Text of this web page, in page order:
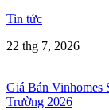
Tin tức
22 thg 7, 2026
Giá Bán Vinhomes
Trường 2026